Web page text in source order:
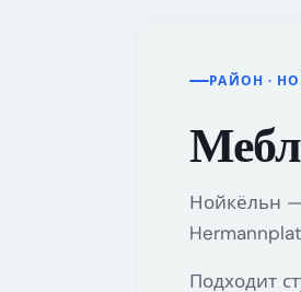
РАЙОН ·
Нойкёльн
Подходит